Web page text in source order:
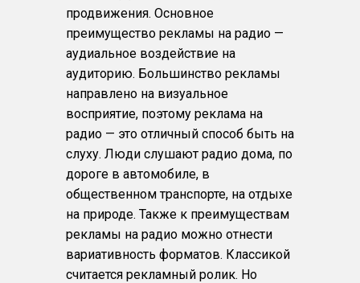
продвижения. Основное
преимущество рекламы на радио —
аудиальное воздействие на
аудиторию. Большинство рекламы
направлено на визуальное
восприятие, поэтому реклама на
радио — это отличный способ быть на
слуху. Люди слушают радио дома, по
дороге в автомобиле, в
общественном транспорте, на отдыхе
на природе. Также к преимуществам
рекламы на радио можно отнести
вариативность форматов. Классикой
считается рекламный ролик. Но